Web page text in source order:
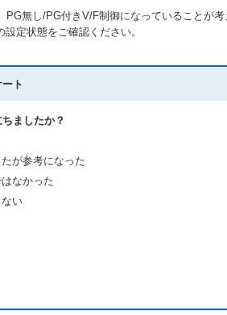
PG無し/PG付きV/F制御になっていることが
設定状態をご確認ください。
ト
ましたか？
が参考になった
なかった
い